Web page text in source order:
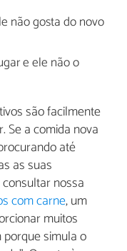
não gosta do novo
e ele não o
são facilmente
Se a comida nova
até
as suas
nossa
com carne, um
muitos
simula o